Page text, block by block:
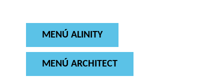
MENÚ ALINITY
MENÚ ARCHITECT